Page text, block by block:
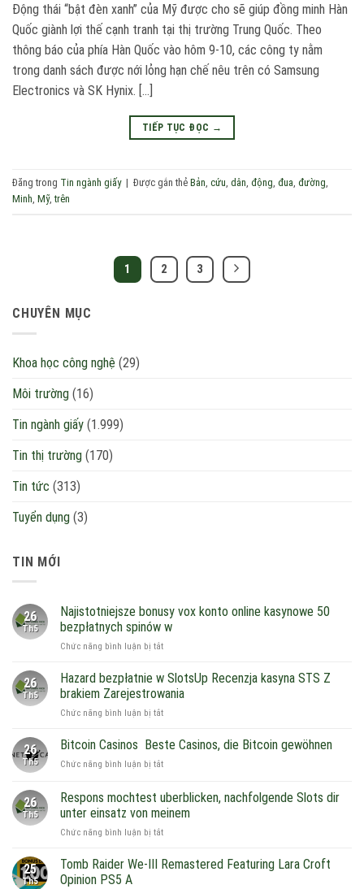
Động thái “bật đèn xanh” của Mỹ được cho sẽ giúp đồng minh Hàn
Quốc giành lợi thế cạnh tranh tại thị trường Trung Quốc. Theo
thông báo của phía Hàn Quốc vào hôm 9-10, các công ty nằm
trong danh sách được nới lỏng hạn chế nêu trên có Samsung
Electronics và SK Hynix. […]
TIẾP TỤC ĐỌC →
Đăng trong Tin ngành giấy | Được gắn thẻ Bản, cứu, dân, động, đua, đường,
Minh, Mỹ,trên
1 2 3
CHUYÊN MỤC
Khoa học công nghệ (29)
Môi trường (16)
Tin ngành giấy (1.999)
Tin thị trường (170)
Tin tức (313)
Tuyển dụng (3)
TIN MỚI
26
Th5
Najistotniejsze bonusy vox konto online kasynowe 50
bezpłatnych spinów w
Chức năng bình luận bị tắtở
bonusy
konto
online
50
spinów
26
Th5
Hazard bezpłatnie w SlotsUp Recenzja kasyna STS Z
brakiem Zarejestrowania
Chức năng bình luận bị tắtở
bezpłatnie
SlotsUp
kasyna
STS
brakiem
26
Th5
Bitcoin Casinos ︎ Beste Casinos, die Bitcoin gewöhnen
Chức năng bình luận bị tắtở
Casinos
Beste
Casinos,
Bitcoin
26
Th5
Respons mochtest uberblicken, nachfolgende Slots dir
unter einsatz von meinem
Chức năng bình luận bị tắtở
mochtest
25
Th5
Tomb Raider We-III Remastered Featuring Lara Croft
Opinion PS5 A